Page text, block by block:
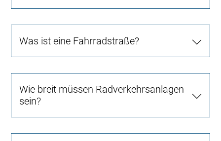
Was ist eine Fahrradstraße?
Wie breit müssen Radverkehrsanlagen
sein?